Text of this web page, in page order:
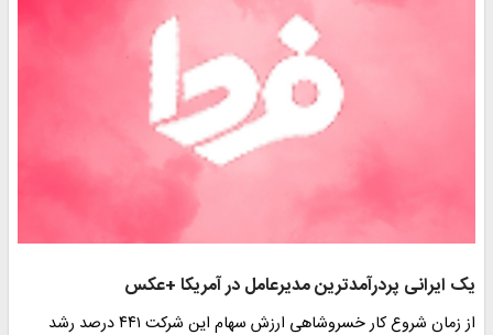
یک ایرانی پردرآمدترین مدیرعامل در آمریکا +عکس
از زمان شروع کار خسروشاهی ارزش سهام این شرکت ۴۴۱ درصد رشد